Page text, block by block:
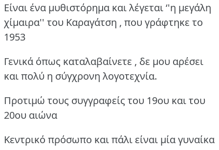
Είναι ένα μυθιστόρημα και λέγεται ‘'η μεγάλη
χίμαιρα'' του Καραγάτση , που γράφτηκε το
1953
Γενικά όπως καταλαβαίνετε , δε μου αρέσει
και πολύ η σύγχρονη λογοτεχνία.
Προτιμώ τους συγγραφείς του 19ου και του
20ου αιώνα
Κεντρικό πρόσωπο και πάλι είναι μία γυναίκα